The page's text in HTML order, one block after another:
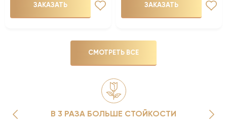
ЗАКАЗАТЬ ЗАКАЗАТЬ
СМОТРЕТЬ ВСЕ
В 3 РАЗА БОЛЬШЕ СТОЙКОСТИ